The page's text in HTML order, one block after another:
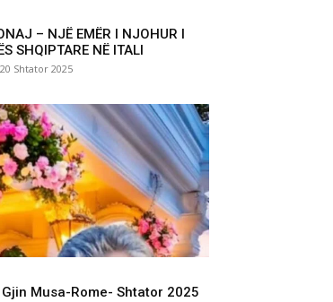
– NJË EMËR I NJOHUR I
SHQIPTARE NË ITALI
20 Shtator 2025
Musa-Rome- Shtator 2025